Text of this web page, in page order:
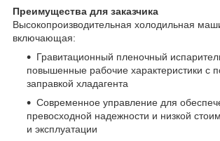
Преимущества для заказчика
Высокопроизводительная холодильная
включающая:
Гравитационный пленочный
повышенные рабочие характеристики с
заправкой хладагента
Современное управление для
превосходной надежности и низкой
и эксплуатации